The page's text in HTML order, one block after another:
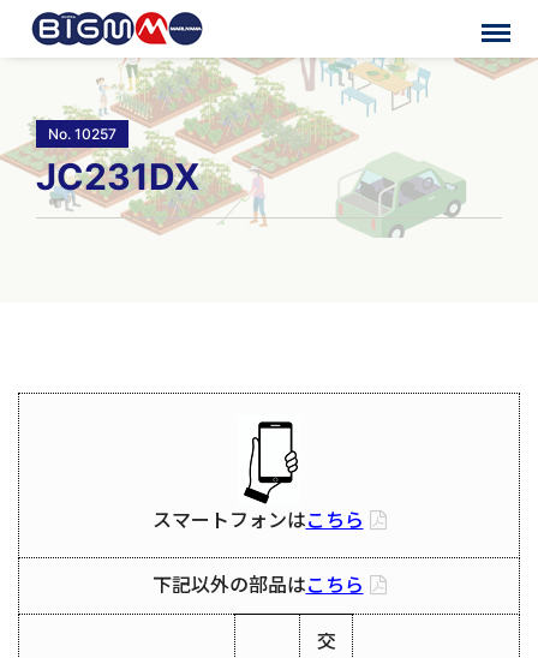
No. 10257
JC231DX
スマートフォンはこちら
下記以外の部品はこちら
交